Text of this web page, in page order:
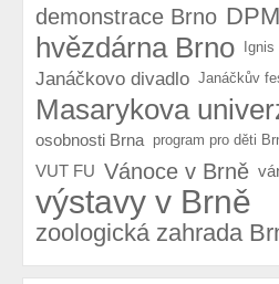
demonstrace Brno
hvězdárna Brno Ignis
Janáčkovo divadlo Janáčkův
Masarykova
osobnosti Brna program pro děti
VUT FU Vánoce v Brně
výstavy v Brně
zoologická zahrada